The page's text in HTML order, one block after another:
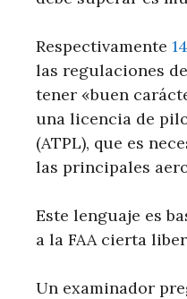
Respectivamente
las regulaciones
tener «buen
una licencia de
(ATPL), que es
las principales
Este lenguaje es
a la FAA cierta
Un examinador